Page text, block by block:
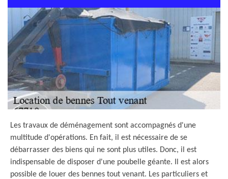
Les travaux de déménagement sont accompagnés d'une
multitude d'opérations. En fait, il est nécessaire de se
débarrasser des biens qui ne sont plus utiles. Donc, il est
indispensable de disposer d'une poubelle géante. Il est alors
possible de louer des bennes tout venant. Les particuliers et